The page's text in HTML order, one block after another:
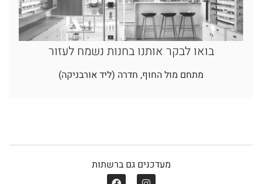
בואו לבקר אותנו בחנות נשמח לעזור
מתחם מול החוף, חדרה (ליד אורבניקה)
מעדכנים גם ברשתות